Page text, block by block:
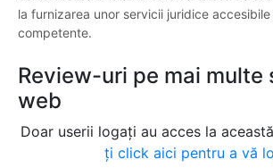
la furnizarea unor servicii juridice accesibile
competente.
Review-uri pe mai multe
web
Doar userii logați au acces la
ți click aici pentru a vă